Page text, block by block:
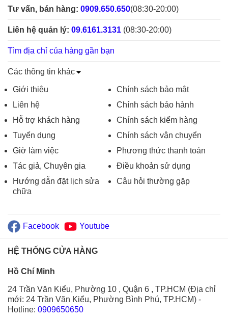
Tư vấn, bán hàng: 0909.650.650(08:30-20:00)
Liên hệ quản lý: 09.6161.3131 (08:30-20:00)
Tìm địa chỉ của hàng gần bạn
Các thông tin khác
Giới thiệu
Liên hệ
Hỗ trợ khách hàng
Tuyển dụng
Giờ làm việc
Tác giả, Chuyên gia
Hướng dẫn đặt lịch sửa
chữa
Chính sách bảo mật
Chính sách bảo hành
Chính sách kiểm hàng
Chính sách vận chuyển
Phương thức thanh toán
Điều khoản sử dụng
Câu hỏi thường gặp
Facebook Youtube
HỆ THỐNG CỬA HÀNG
Hồ Chí Minh
24 Trần Văn Kiểu, Phường 10 , Quận 6 , TP.HCM (Địa chỉ
mới: 24 Trần Văn Kiểu, Phường Bình Phú, TP.HCM) -
Hotline: 0909650650